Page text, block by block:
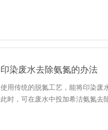
印染废水去除氨氮的办法
使用传统的脱氮工艺，能将印染废
此时，可在废水中投加希洁氨氮去